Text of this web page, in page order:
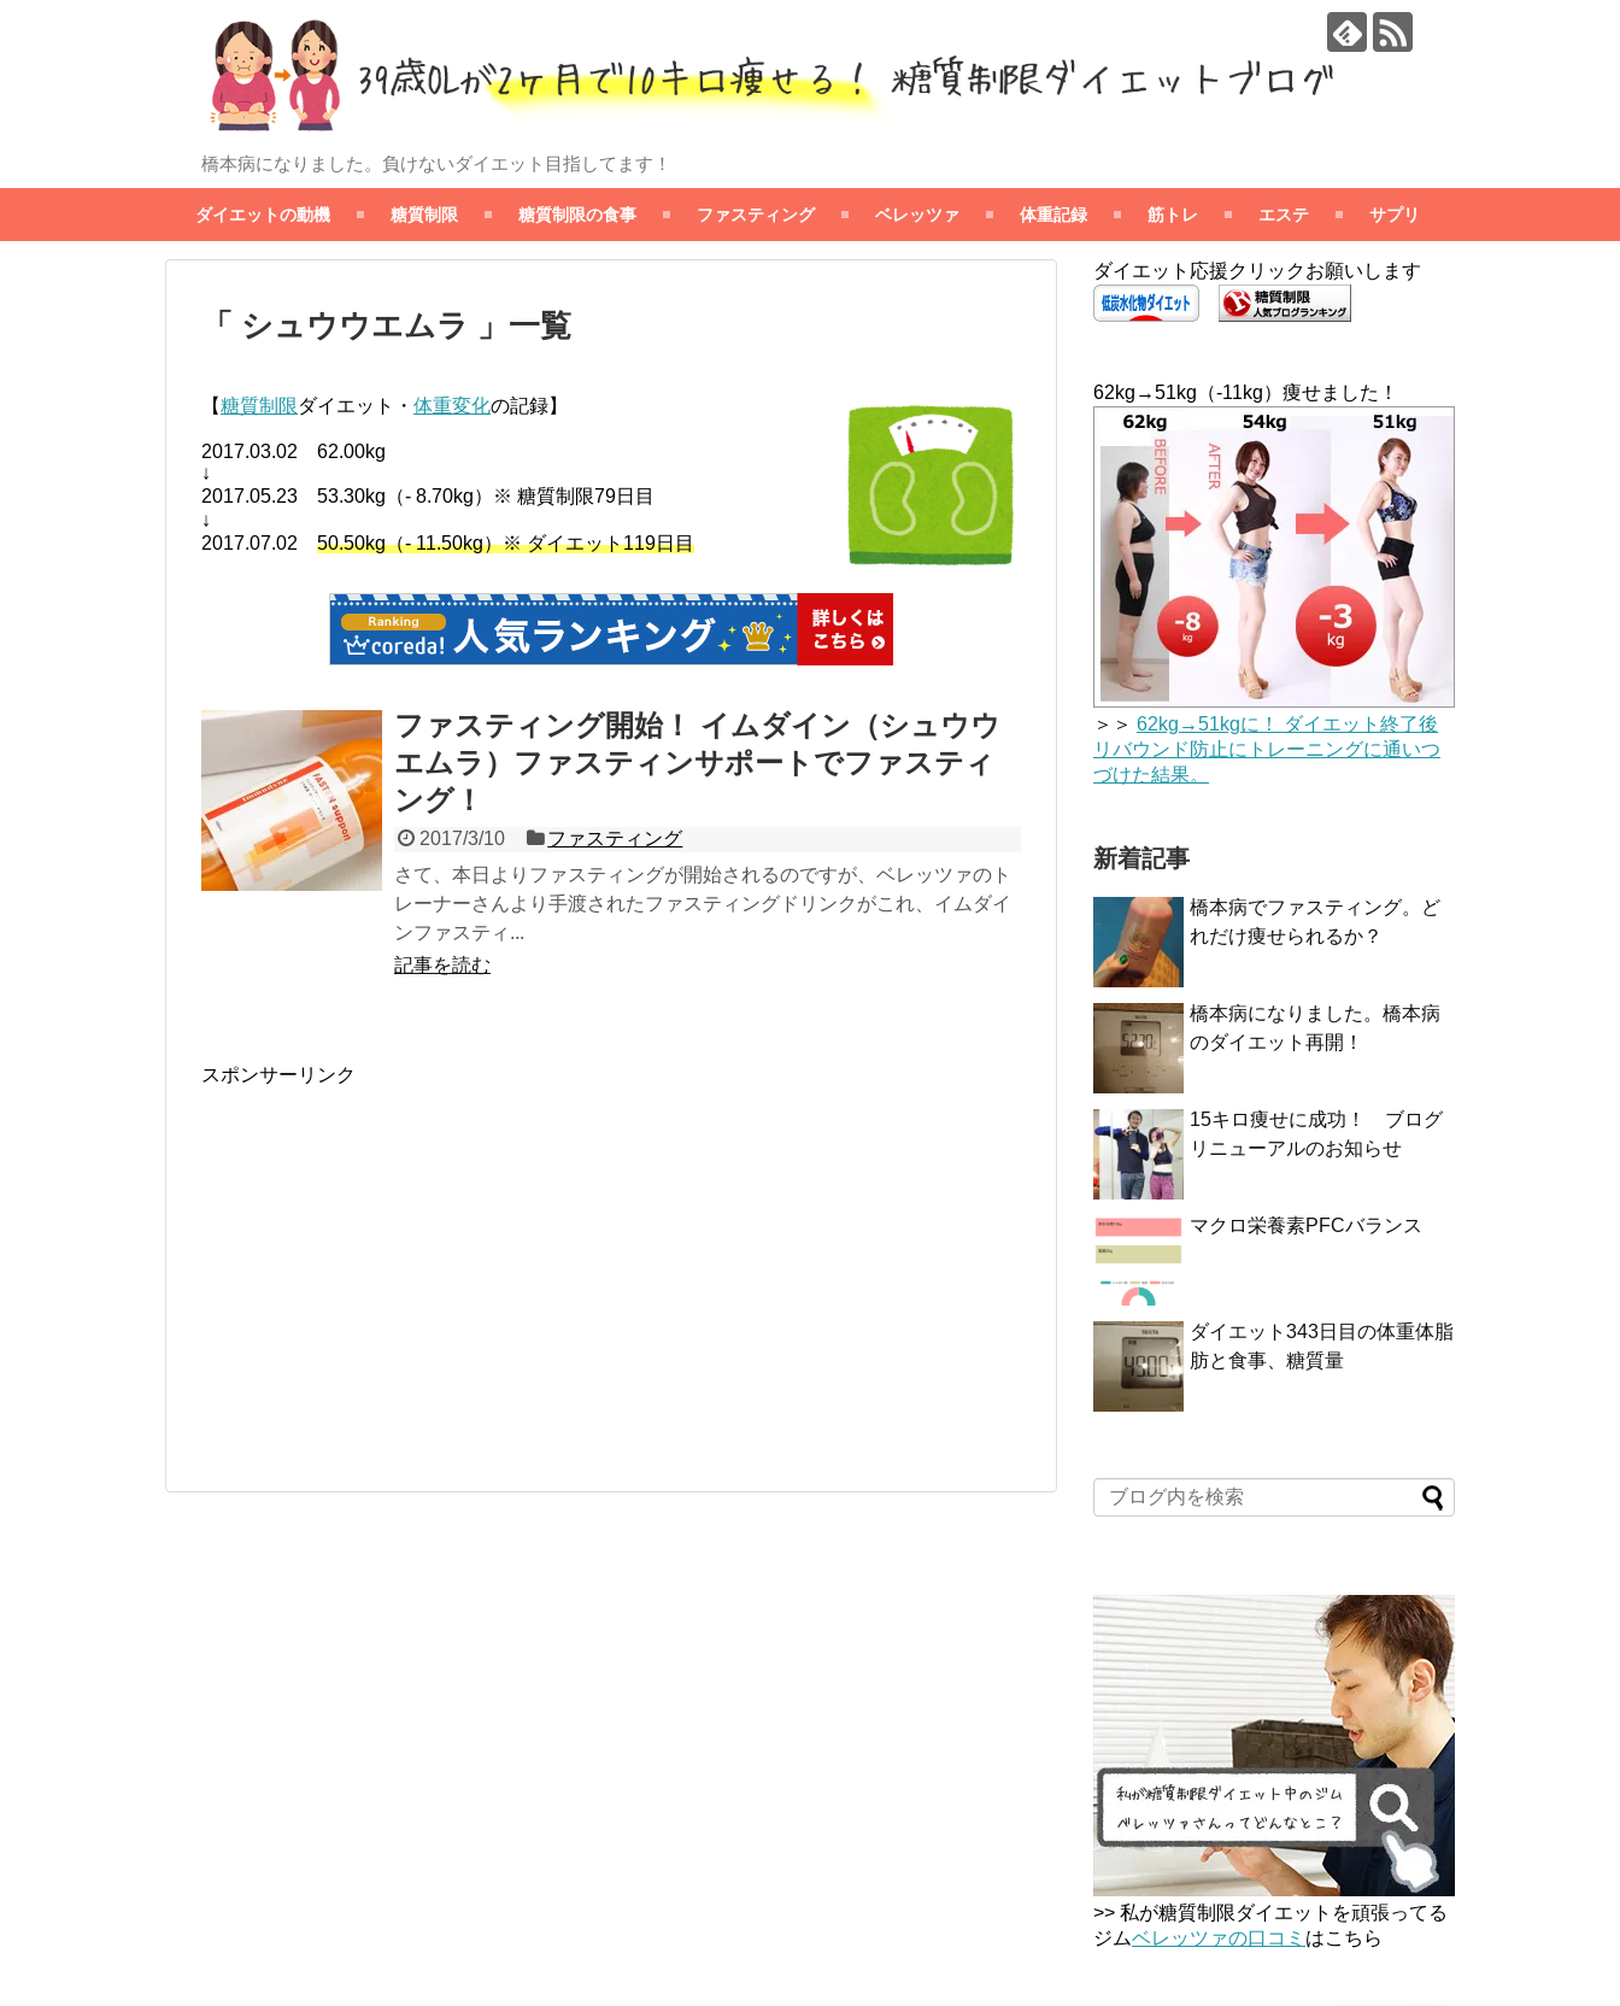
橋本病になりました。負けないダイエット目指してます！
ダイエットの動機 糖質制限 糖質制限の食事 ファスティング ベレッツァ 体重記録 筋トレ エステ サプリ
「 シュウウエムラ 」一覧
【糖質制限ダイエット・ 体重変化の記録】
2017.03.02 62.00kg
↓
2017.05.23 53.30kg（- 8.70kg）※ 糖質制限79日目
↓
2017.07.02 50.50kg（- 11.50kg）※ ダイエット119日目
ファスティング開始！ イムダイン（シュウウ
エムラ）ファスティンサポートでファスティ
ング！
2017/3/10
ファスティング
さて、本日よりファスティングが開始されるのですが、ベレッツァのト
レーナーさんより手渡されたファスティングドリンクがこれ、イムダイ
ンファスティ...
記事を読む
スポンサーリンク
ダイエット応援クリックお願いします
62kg→51kg（-11kg）痩せました！
＞＞ 62kg→51kgに！ ダイエット終了後
リバウンド防止にトレーニングに通いつ
づけた結果。
新着記事
橋本病でファスティング。ど
れだけ痩せられるか？
橋本病になりました。橋本病
のダイエット再開！
15キロ痩せに成功！ ブログ
リニューアルのお知らせ
マクロ栄養素PFCバランス
ダイエット343日目の体重体脂
肪と食事、糖質量
>> 私が糖質制限ダイエットを頑張ってる
ジムベレッツァの口コミ はこちら